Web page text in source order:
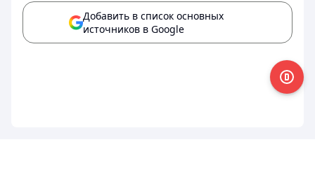
Добавить в список основных
источников в Google